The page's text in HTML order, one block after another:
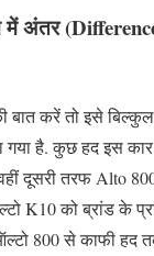
अंतर
बात करें तो इसे
गया है. कुछ हद इस
दूसरी तरफ Alto
K10 को ब्रांड के
800 से काफी हद